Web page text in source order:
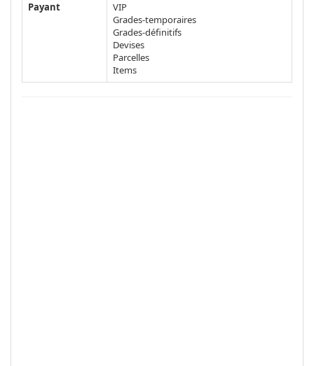
Payant
VIP
Grades-temporaires
Grades-définitifs
Devises
Parcelles
Items